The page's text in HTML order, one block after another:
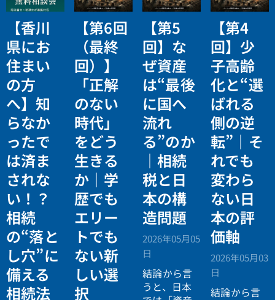
【香川
県にお
住まい
の方
へ】知
らなか
ったで
は済ま
されな
い！？
相続
の“落と
し穴”に
備える
相続法
【第6回
（最終
回）】
「正解
のない
時代」
をどう
生きる
か｜学
歴でも
エリー
トでも
ない新
しい選
択
【第5
回】な
ぜ資産
は“最後
に国へ
流れ
る”のか
｜相続
税と日
本の構
造問題
2026年05月05
日
結論から言
うと、日本
【第4
回】少
子高齢
化と“選
ばれる
側の逆
転”｜そ
れでも
変わら
ない日
本の評
価軸
2026年05月03
日
結論から言